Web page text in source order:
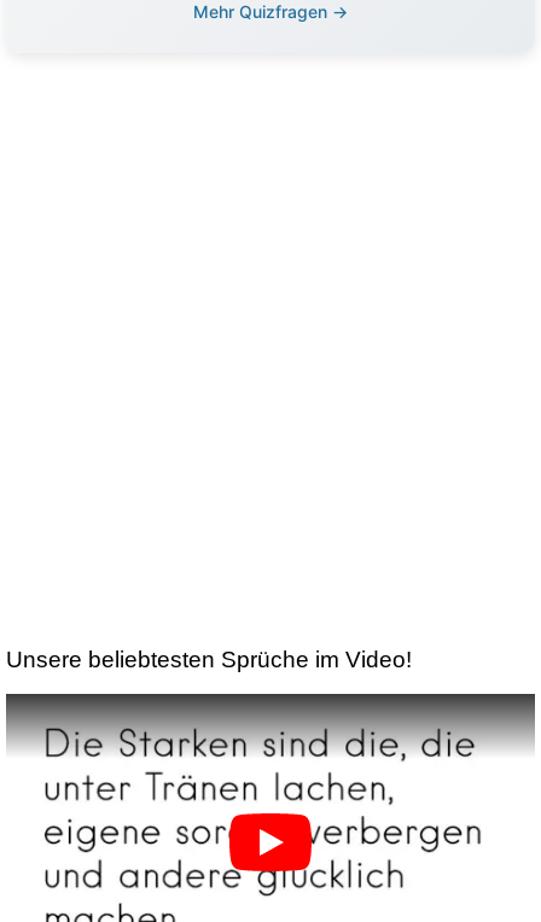
Mehr Quizfragen →
Unsere beliebtesten Sprüche im Video!